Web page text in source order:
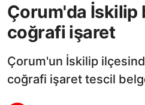
Çorum'da İskilip
coğrafi işaret
Çorum'un İskilip
coğrafi işaret tescil